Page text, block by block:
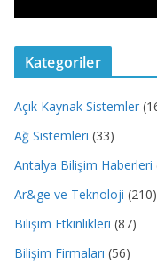
Kategoriler
Açık Kaynak Sistemler
Ağ Sistemleri (33)
Antalya Bilişim Haberleri
Ar&ge ve Teknoloji (210)
Bilişim Etkinlikleri (87)
Bilişim Firmaları (56)